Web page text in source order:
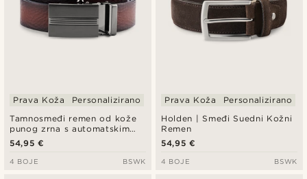
Tamnosmeđi remen od kože
punog zrna s automatskim
zaključavanjem
Prava Koža Personalizirano
54,95 €
4 BOJE BSWK
Holden | Smeđi Suedni Kožni
Remen
Prava Koža Personalizirano
54,95 €
4 BOJE BSWK